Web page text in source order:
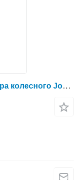
Гидронасос LVA15347 для трактора колесного John Deere 110